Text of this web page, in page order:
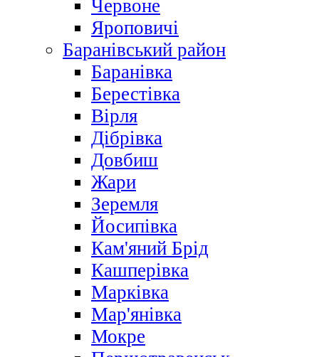
Червоне
Яроповичі
Баранівський район
Баранівка
Берестівка
Вірля
Дібрівка
Довбиш
Жари
Зеремля
Йосипівка
Кам'яний Брід
Кашперівка
Марківка
Мар'янівка
Мокре